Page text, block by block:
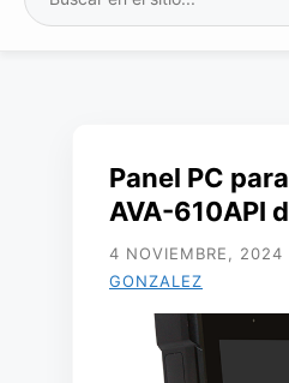
Panel PC
AVA-610API
4 NOVIEMBRE, 2024
GONZALEZ